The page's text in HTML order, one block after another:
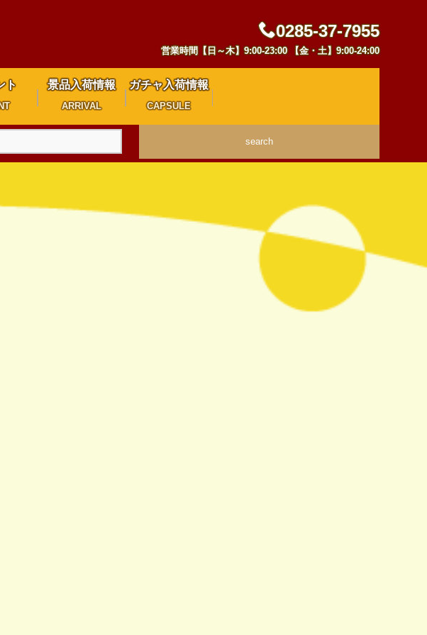
0285-37-7955
営業時間【日～木】9:00-23:00 【金・土】9:00-24:00
ト 景品入荷情報
ARRIVAL
ガチャ入荷情報
CAPSULE
search